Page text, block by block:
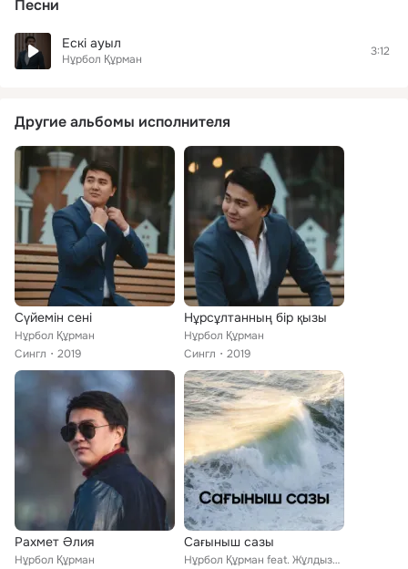
Песни
Ескі ауыл
Нұрбол Құрман
3:12
Другие альбомы исполнителя
Cүйемін сені
Нұрбол Құрман
Сингл
2019
Нұрсұлтанның бір қызы
Нұрбол Құрман
Сингл
2019
Рахмет Әлия
Нұрбол Құрман
Сағыныш сазы
Нұрбол Құрман feat. Жұлдызбек